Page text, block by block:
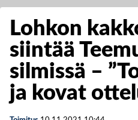
Lohkon
siintää
silmissä –
ja kovat